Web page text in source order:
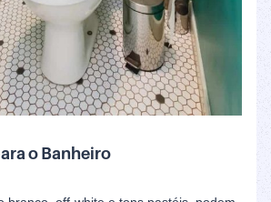
o Banheiro